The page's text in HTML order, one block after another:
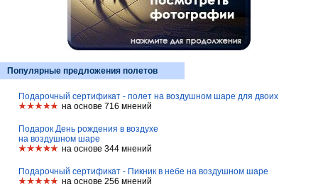
Популярные предложения полетов
Подарочный сертификат - полет на воздушном шаре для двоих
на основе 716 мнений
Подарок День рождения в воздухе
на воздушном шаре
на основе 344 мнений
Подарочный сертификат - Пикник в небе на воздушном шаре
на основе 256 мнений